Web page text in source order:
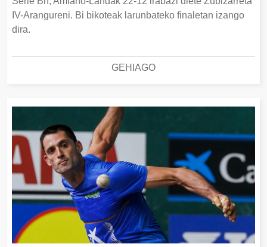
IV-Arangureni. Bi bikoteak larunbateko finaletan izango
dira.
GEHIAGO